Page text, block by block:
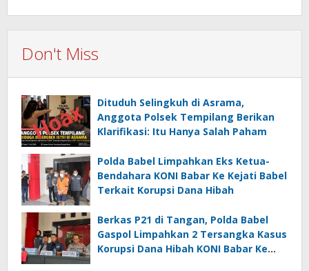
Don't Miss
Dituduh Selingkuh di Asrama,
Anggota Polsek Tempilang Berikan
Klarifikasi: Itu Hanya Salah Paham
Polda Babel Limpahkan Eks Ketua-
Bendahara KONI Babar Ke Kejati Babel
Terkait Korupsi Dana Hibah
Berkas P21 di Tangan, Polda Babel
Gaspol Limpahkan 2 Tersangka Kasus
Korupsi Dana Hibah KONI Babar Ke